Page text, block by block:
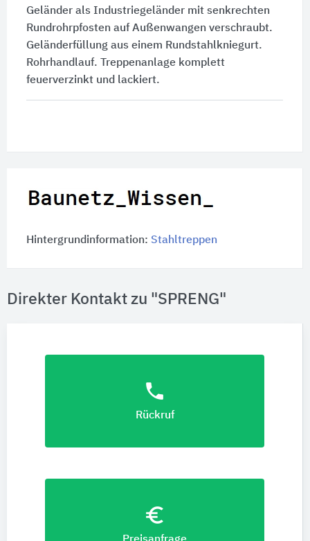
Geländer als Industriegeländer mit senkrechten
Rundrohrpfosten auf Außenwangen verschraubt.
Geländerfüllung aus einem Rundstahlkniegurt.
Rohrhandlauf. Treppenanlage komplett
feuerverzinkt und lackiert.
Hintergrundinformation: Stahltreppen
Direkter Kontakt zu "SPRENG"
phone
Rückruf
euro_symbol